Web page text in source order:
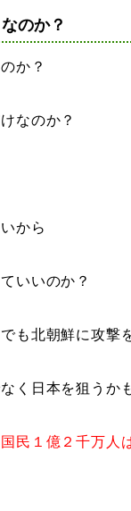
のか？
か？
なのか？
から
いいのか？
も北朝鮮に攻撃
く日本を狙うか
国民１億２千万人